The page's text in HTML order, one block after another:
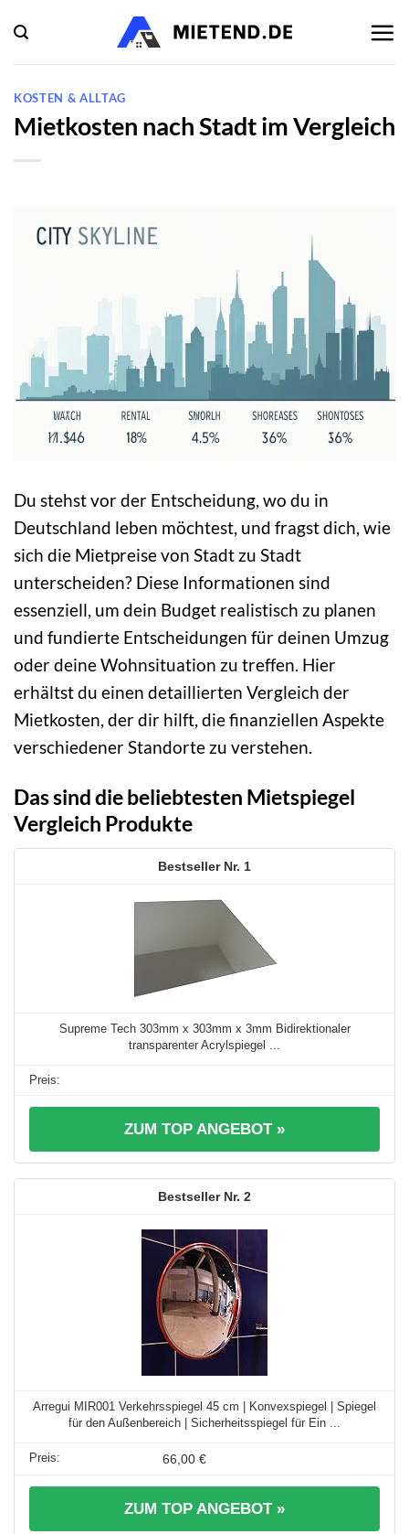
Inhalt
springen
KOSTEN & ALLTAG
Mietkosten nach Stadt im Vergleich
Du stehst vor der Entscheidung, wo du in
Deutschland leben möchtest, und fragst dich, wie
sich die Mietpreise von Stadt zu Stadt
unterscheiden? Diese Informationen sind
essenziell, um dein Budget realistisch zu planen
und fundierte Entscheidungen für deinen Umzug
oder deine Wohnsituation zu treffen. Hier
erhältst du einen detaillierten Vergleich der
Mietkosten, der dir hilft, die finanziellen Aspekte
verschiedener Standorte zu verstehen.
Das sind die beliebtesten Mietspiegel
Vergleich Produkte
1
Supreme Tech 303mm x 303mm x 3mm Bidirektionaler
transparenter Acrylspiegel ...
ZUM TOP ANGEBOT »
2
Arregui MIR001 Verkehrsspiegel 45 cm | Konvexspiegel | Spiegel
für den Außenbereich | Sicherheitsspiegel für Ein ...
66,00 €
ZUM TOP ANGEBOT »